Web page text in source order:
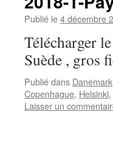
Publié le4 décembre
Télécharger
Suède , gros
Publié dans Danemark
Copenhague, Helsinki,
Laisser un